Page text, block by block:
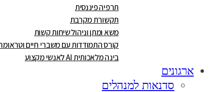
תרפיה פיננסית
תקשורת מקרבת
משא ומתן וניהול שיחות קשות
קורס התמודדות עם משברי חיים
בינה מלאכותית AI לאנשי מקצוע
ארגונים
סדנאות למנהלים